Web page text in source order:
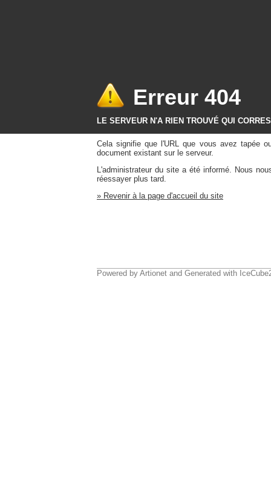
Erreur 404
LE SERVEUR N'A RIEN TROUVÉ QUI
Cela signifie que l'URL que vous avez tapée
document existant sur le serveur.
L'administrateur du site a été informé. Nous
réessayer plus tard.
» Revenir à la page d'accueil du site
Powered by Artionet and Generated with